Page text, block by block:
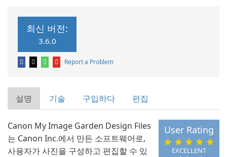
최신 버전:
3.6.0
Report a Problem
설명 기술 구입하다 편집
EXCELLENT
User Rating
Canon My Image Garden Design Files
는 Canon Inc.에서 만든 소프트웨어로,
사용자가 사진을 구성하고 편집할 수 있